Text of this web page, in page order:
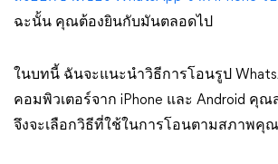
ฉะนั้น คุณต้องยินกับมันตลอดไป
ในบทนี้ ฉันจะแนะนำวิธีการโอนรูป
คอมพิวเตอร์จาก iPhone และ Android คุ
จึงจะเลือกวิธีที่ใช้ในการโอนตามสภาพคุณ